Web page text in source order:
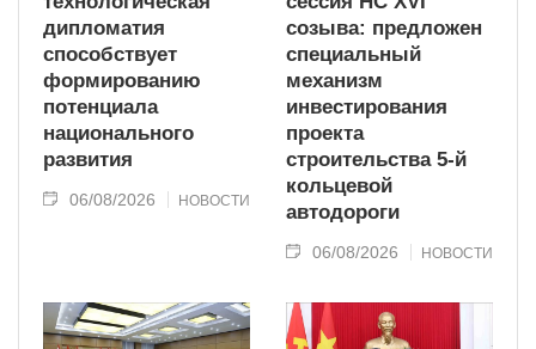
дипломатия
способствует
формированию
потенциала
национального
развития
06/08/2026 НОВОСТИ
созыва: предложен
специальный
механизм
инвестирования
проекта
строительства 5-й
кольцевой
автодороги
06/08/2026 НОВОСТИ